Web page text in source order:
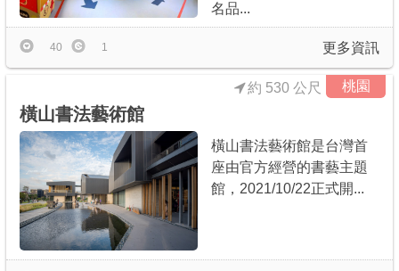
名品...
更多資訊
40 1
桃園
橫山書法藝術館
約 530 公尺
橫山書法藝術館是台灣首
座由官方經營的書藝主題
館，2021/10/22正式開...